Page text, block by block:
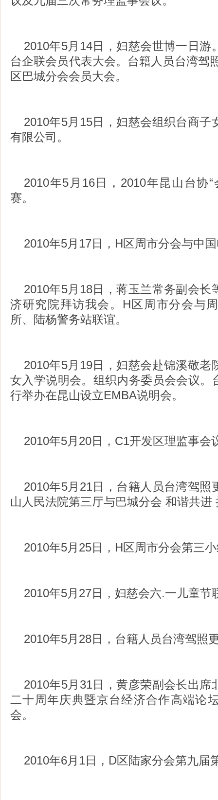
2010年5月14日，妇慈会世博一日游
台企联会员代表大会。台籍人员台湾驾
区巴城分会会员大会。
2010年5月15日，妇慈会组织台商子
有限公司。
2010年5月16日，2010年昆山台协
赛。
2010年5月17日，H区周市分会与中
2010年5月18日，蒋玉兰常务副会长
济研究院拜访我会。H区周市分会与
所、陆杨警务站联谊。
2010年5月19日，妇慈会赴锦溪敬老
女入学说明会。组织内务委员会会议。
行举办在昆山设立EMBA说明会。
2010年5月20日，C1开发区理监事会
2010年5月21日，台籍人员台湾驾照
山人民法院第三厅与巴城分会 和谐共进
2010年5月25日，H区周市分会第三
2010年5月27日，妇慈会六.一儿童节
2010年5月28日，台籍人员台湾驾照
2010年5月31日，黄彦荣副会长出席
二十周年庆典暨京台经济合作高端论
会。
2010年6月1日，D区陆家分会第九届